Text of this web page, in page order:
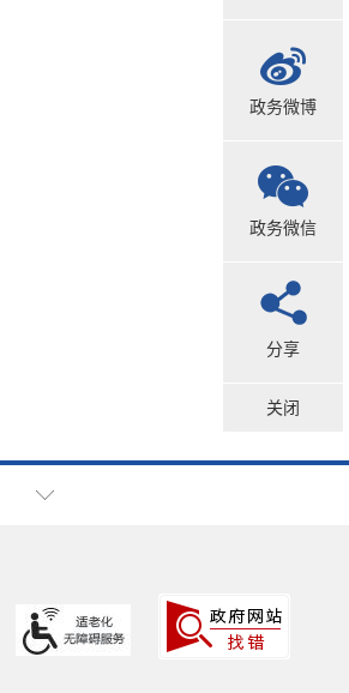
政务微博
政务微信
分享
关闭